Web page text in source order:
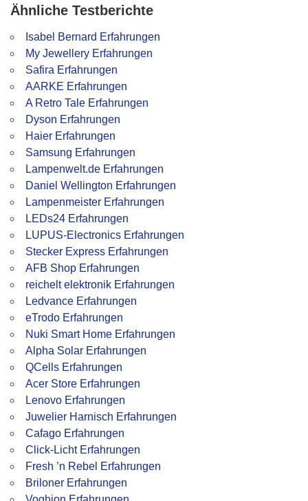
Ähnliche Testberichte
Isabel Bernard Erfahrungen
My Jewellery Erfahrungen
Safira Erfahrungen
AARKE Erfahrungen
A Retro Tale Erfahrungen
Dyson Erfahrungen
Haier Erfahrungen
Samsung Erfahrungen
Lampenwelt.de Erfahrungen
Daniel Wellington Erfahrungen
Lampenmeister Erfahrungen
LEDs24 Erfahrungen
LUPUS-Electronics Erfahrungen
Stecker Express Erfahrungen
AFB Shop Erfahrungen
reichelt elektronik Erfahrungen
Ledvance Erfahrungen
eTrodo Erfahrungen
Nuki Smart Home Erfahrungen
Alpha Solar Erfahrungen
QCells Erfahrungen
Acer Store Erfahrungen
Lenovo Erfahrungen
Juwelier Harnisch Erfahrungen
Cafago Erfahrungen
Click-Licht Erfahrungen
Fresh ’n Rebel Erfahrungen
Briloner Erfahrungen